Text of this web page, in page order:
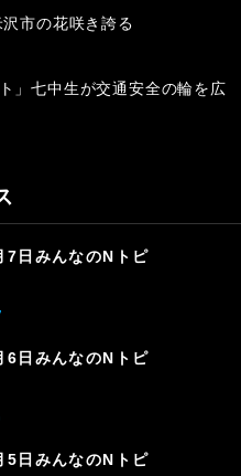
沢市の花咲き誇る
」七中生が交通安全の輪を広
7日みんなのNトピ
6日みんなのNトピ
5日みんなのNトピ